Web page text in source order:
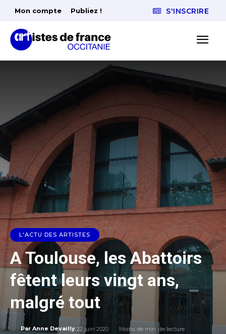
Mon compte Publiez ! S'INSCRIRE
L'ACTU DES ARTISTES
A Toulouse, les Abattoirs
fêtent leurs vingt ans,
malgré tout
Par Anne Devailly 22 juin 2020 Moins de min. de lecture